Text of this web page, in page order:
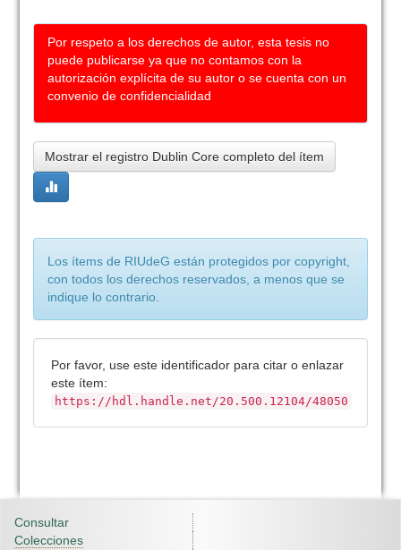
Por respeto a los derechos de autor, esta tesis no
puede publicarse ya que no contamos con la
autorización explícita de su autor o se cuenta con un
convenio de confidencialidad
Mostrar el registro Dublin Core completo del ítem
Los ítems de RIUdeG están protegidos por copyright,
con todos los derechos reservados, a menos que se
indique lo contrario.
Por favor, use este identificador para citar o enlazar
este ítem:
https://hdl.handle.net/20.500.12104/48050
Consultar
Colecciones